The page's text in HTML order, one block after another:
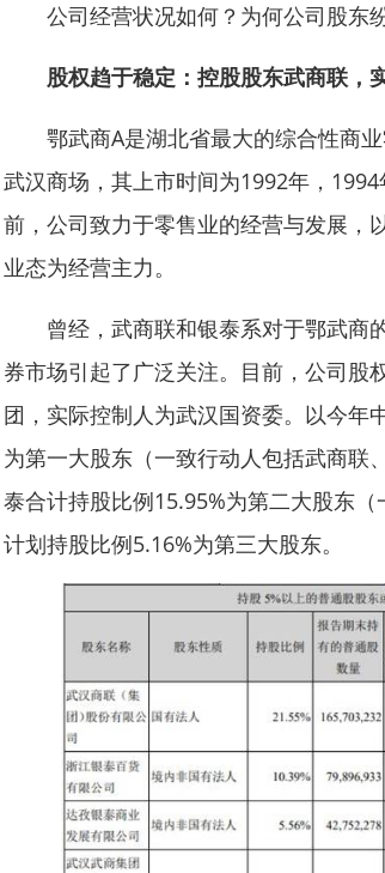
公司经营状况如何？为何公司股东
股权趋于稳定：控股股东武商联，
鄂武商A是湖北省最大的综合性商业
武汉商场，其上市时间为1992年，
前，公司致力于零售业的经营与发展，
业态为经营主力。
曾经，武商联和银泰系对于鄂武商
券市场引起了广泛关注。目前，公司股
团，实际控制人为武汉国资委。以今年
为第一大股东（一致行动人包括武商联
泰合计持股比例15.95%为第二大股东
计划持股比例5.16%为第三大股东。